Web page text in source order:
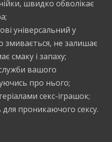
швидко обволікає
універсальний у
змивається, не залишає
смаку і запаху;
вашого
про нього;
секс-іграшок;
для проникаючого сексу.